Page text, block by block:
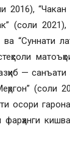
2016),
(соли
“Суннати
— санъати
(соли
осори
фарҳанги